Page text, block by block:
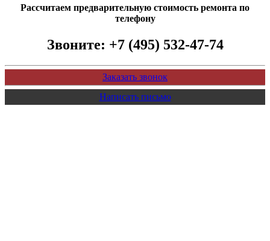
Рассчитаем предварительную стоимость ремонта по
телефону
Звоните: +7 (495) 532-47-74
Заказать звонок
Написать письмо